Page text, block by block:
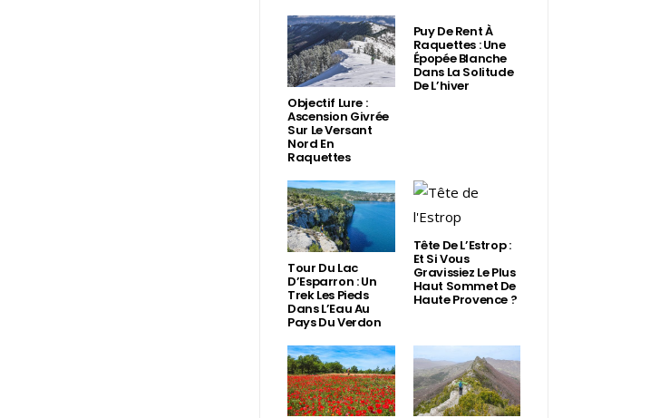
Objectif Lure :
Ascension Givrée
Sur Le Versant
Nord En
Raquettes
Puy De Rent À
Raquettes : Une
Épopée Blanche
Dans La Solitude
De L’hiver
Tour Du Lac
D’Esparron : Un
Trek Les Pieds
Dans L’Eau Au
Pays Du Verdon
Tête De L’Estrop :
Et Si Vous
Gravissiez Le Plus
Haut Sommet De
Haute Provence ?